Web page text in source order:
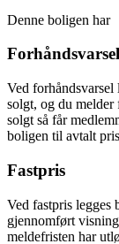
Denne boligen har
Forhåndsvarsel
Ved
solgt, og du
solgt så får
boligen til avtalt
Fastpris
Ved fastpris legges
gjennomført
meldefristen har